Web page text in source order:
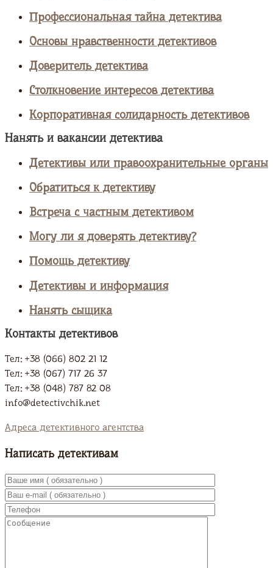
Профессиональная тайна детектива
Основы нравственности детективов
Доверитель детектива
Столкновение интересов детектива
Корпоративная солидарность детективов
Нанять и вакансии детектива
Детективы или правоохранительные органы
Обратиться к детективу
Встреча с частным детективом
Могу ли я доверять детективу?
Помощь детективу
Детективы и информация
Нанять сыщика
Контакты детективов
Тел: +38 (066) 802 21 12
Тел: +38 (067) 717 26 37
Тел: +38 (048) 787 82 08
info@detectivchik.net
Адреса детективного агентства
Написать детективам